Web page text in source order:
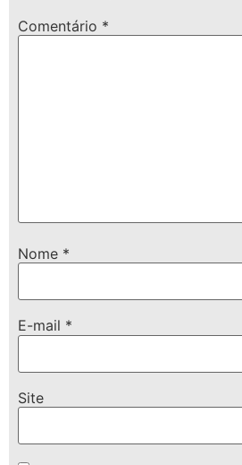
Comentário *
Nome *
E-mail *
Site